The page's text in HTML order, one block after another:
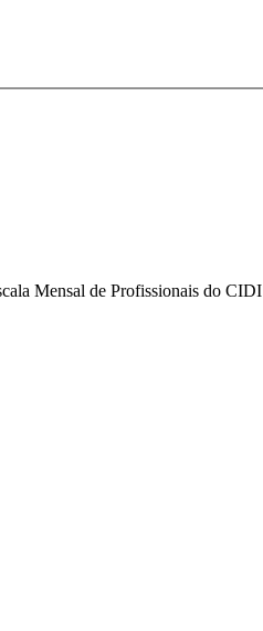
Mensal de Profissionais do CIDI